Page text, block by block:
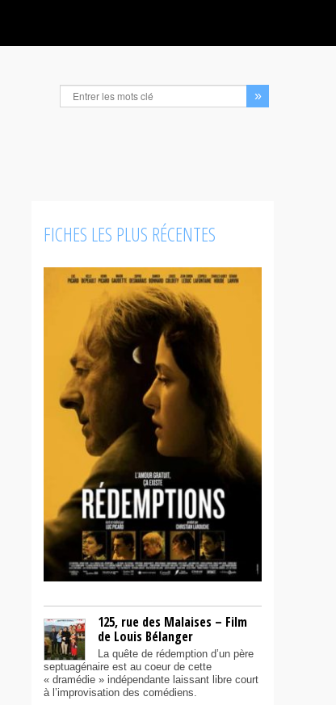
FICHES LES PLUS RÉCENTES
125, rue des Malaises – Film
de Louis Bélanger
La quête de rédemption d’un père
septuagénaire est au coeur de cette
« dramédie » indépendante laissant libre court
à l’improvisation des comédiens.